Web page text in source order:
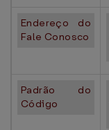
Endereço do
Fale Conosco
Padrão do
Código